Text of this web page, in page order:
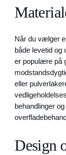
Når du vælger
både levetid
er populære på
eller
behandlinger
Design